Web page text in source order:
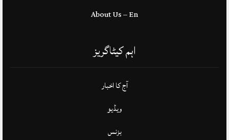
About Us – En
اہم کیٹاگریز
آج کا اخبار
ویڈیو
بزنس